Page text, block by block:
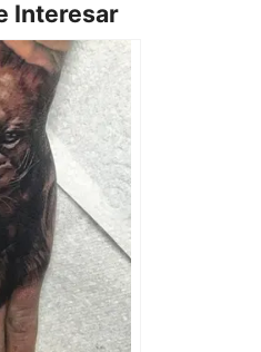
Interesar